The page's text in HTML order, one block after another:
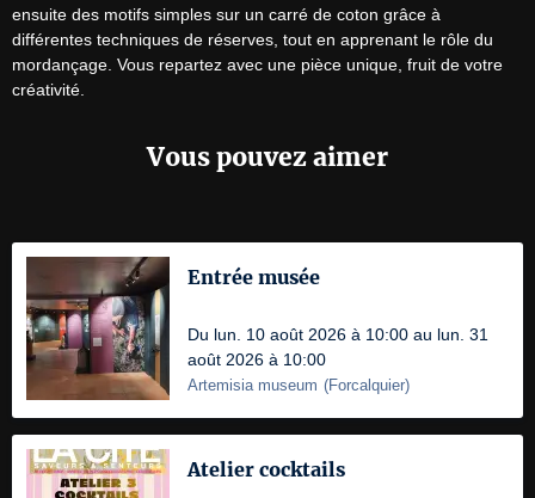
ensuite des motifs simples sur un carré de coton grâce à
différentes techniques de réserves, tout en apprenant le rôle du
mordançage. Vous repartez avec une pièce unique, fruit de votre
créativité.
Vous pouvez aimer
Entrée musée
Du lun. 10 août 2026 à 10:00 au lun. 31
août 2026 à 10:00
Artemisia museum (Forcalquier)
Atelier cocktails